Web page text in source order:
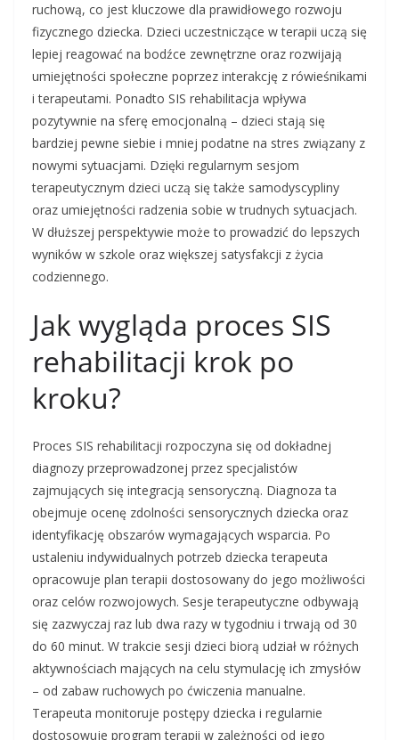
ruchową, co jest kluczowe dla prawidłowego rozwoju
fizycznego dziecka. Dzieci uczestniczące w terapii uczą się
lepiej reagować na bodźce zewnętrzne oraz rozwijają
umiejętności społeczne poprzez interakcję z rówieśnikami
i terapeutami. Ponadto SIS rehabilitacja wpływa
pozytywnie na sferę emocjonalną – dzieci stają się
bardziej pewne siebie i mniej podatne na stres związany z
nowymi sytuacjami. Dzięki regularnym sesjom
terapeutycznym dzieci uczą się także samodyscypliny
oraz umiejętności radzenia sobie w trudnych sytuacjach.
W dłuższej perspektywie może to prowadzić do lepszych
wyników w szkole oraz większej satysfakcji z życia
codziennego.
Jak wygląda proces SIS
rehabilitacji krok po
kroku?
Proces SIS rehabilitacji rozpoczyna się od dokładnej
diagnozy przeprowadzonej przez specjalistów
zajmujących się integracją sensoryczną. Diagnoza ta
obejmuje ocenę zdolności sensorycznych dziecka oraz
identyfikację obszarów wymagających wsparcia. Po
ustaleniu indywidualnych potrzeb dziecka terapeuta
opracowuje plan terapii dostosowany do jego możliwości
oraz celów rozwojowych. Sesje terapeutyczne odbywają
się zazwyczaj raz lub dwa razy w tygodniu i trwają od 30
do 60 minut. W trakcie sesji dzieci biorą udział w różnych
aktywnościach mających na celu stymulację ich zmysłów
– od zabaw ruchowych po ćwiczenia manualne.
Terapeuta monitoruje postępy dziecka i regularnie
dostosowuje program terapii w zależności od jego